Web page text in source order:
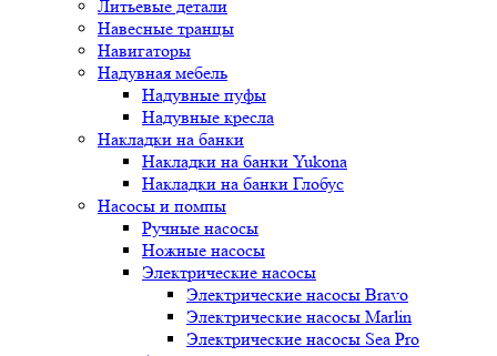
Литьевые детали
Навесные транцы
Навигаторы
Надувная мебель
Надувные пуфы
Надувные кресла
Накладки на банки
Накладки на банки Yukona
Накладки на банки Глобус
Насосы и помпы
Ручные насосы
Ножные насосы
Электрические насосы
Электрические насосы Bravo
Электрические насосы Marlin
Электрические насосы Sea Pro